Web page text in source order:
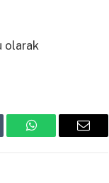
olarak
WhatsAppEmail